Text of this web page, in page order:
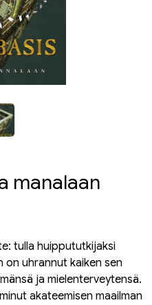
manalaan
tulla huippututkijaksi
on uhrannut kaiken sen
ja mielenterveytensä.
akateemisen maailman